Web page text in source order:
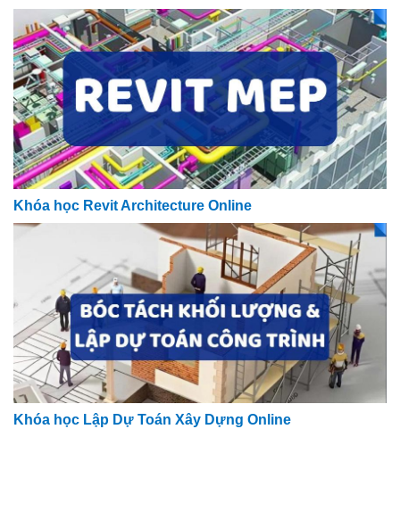
Khóa học Revit Architecture Online
Khóa học Lập Dự Toán Xây Dựng Online